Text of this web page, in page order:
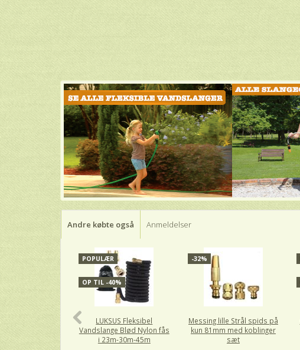
Andre købte også Anmeldelser
POPULÆR
OP TIL -40%
LUKSUS Fleksibel
Vandslange Blød Nylon fås
i 23m-30m-45m
-32%
Messing lille Strål spids på
kun 81mm med koblinger
sæt